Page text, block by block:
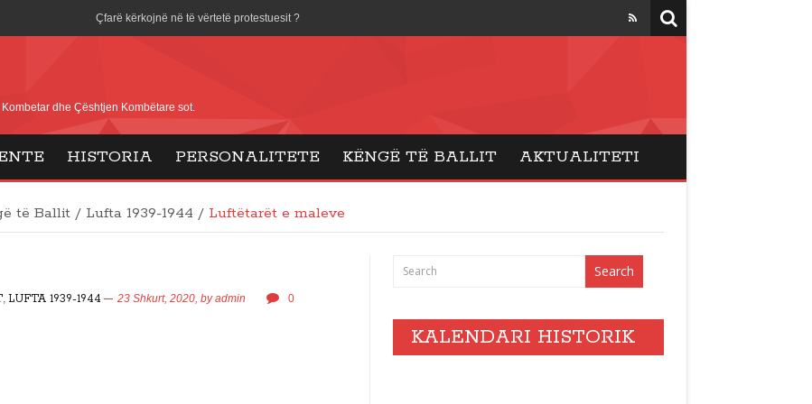
Çfarë kërkojnë në të vërtetë protestuesit ?
Djalëria Shqiptare
Disa Dëshmorë të Ballit Kombëtar
Dita e Flamurit dhe Bashkimi Kombëtar
dhe Çështjen Kombëtare sot.
HISTORIA PERSONALITETE KËNGË TË BALLIT AKTUALITETI
të Ballit / Lufta 1939-1944 / Luftëtarët e maleve
, LUFTA 1939-1944 23 Shkurt, 2020, byadmin
0
KALENDARI HISTORIK